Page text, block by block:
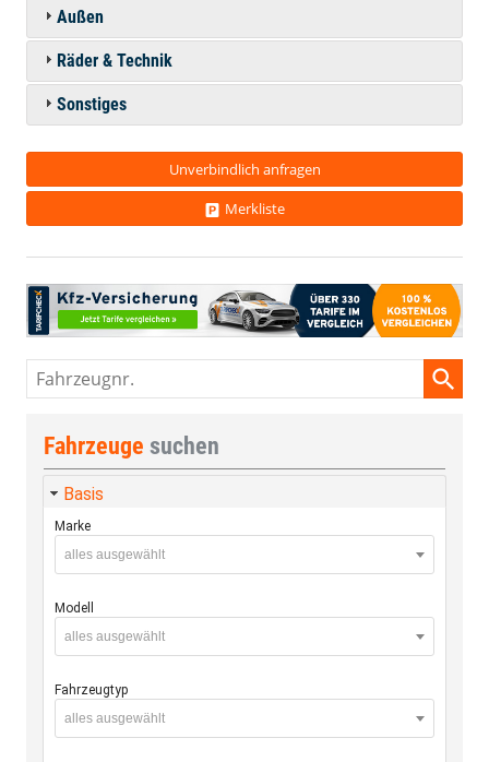
Außen
Räder & Technik
Sonstiges
Unverbindlich anfragen
Merkliste
Fahrzeugnr.
Fahrzeuge suchen
Basis
Marke
alles ausgewählt
Modell
alles ausgewählt
Fahrzeugtyp
alles ausgewählt